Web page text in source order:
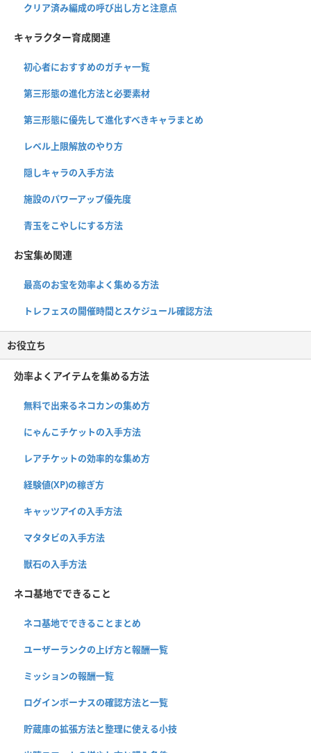
クリア済み編成の呼び出し方と注意点
キャラクター育成関連
初心者におすすめのガチャ一覧
第三形態の進化方法と必要素材
第三形態に優先して進化すべきキャラまとめ
レベル上限解放のやり方
隠しキャラの入手方法
施設のパワーアップ優先度
青玉をこやしにする方法
お宝集め関連
最高のお宝を効率よく集める方法
トレフェスの開催時間とスケジュール確認方法
お役立ち
効率よくアイテムを集める方法
無料で出来るネコカンの集め方
にゃんこチケットの入手方法
レアチケットの効率的な集め方
経験値(XP)の稼ぎ方
キャッツアイの入手方法
マタタビの入手方法
獣石の入手方法
ネコ基地でできること
ネコ基地でできることまとめ
ユーザーランクの上げ方と報酬一覧
ミッションの報酬一覧
ログインボーナスの確認方法と一覧
貯蔵庫の拡張方法と整理に使える小技